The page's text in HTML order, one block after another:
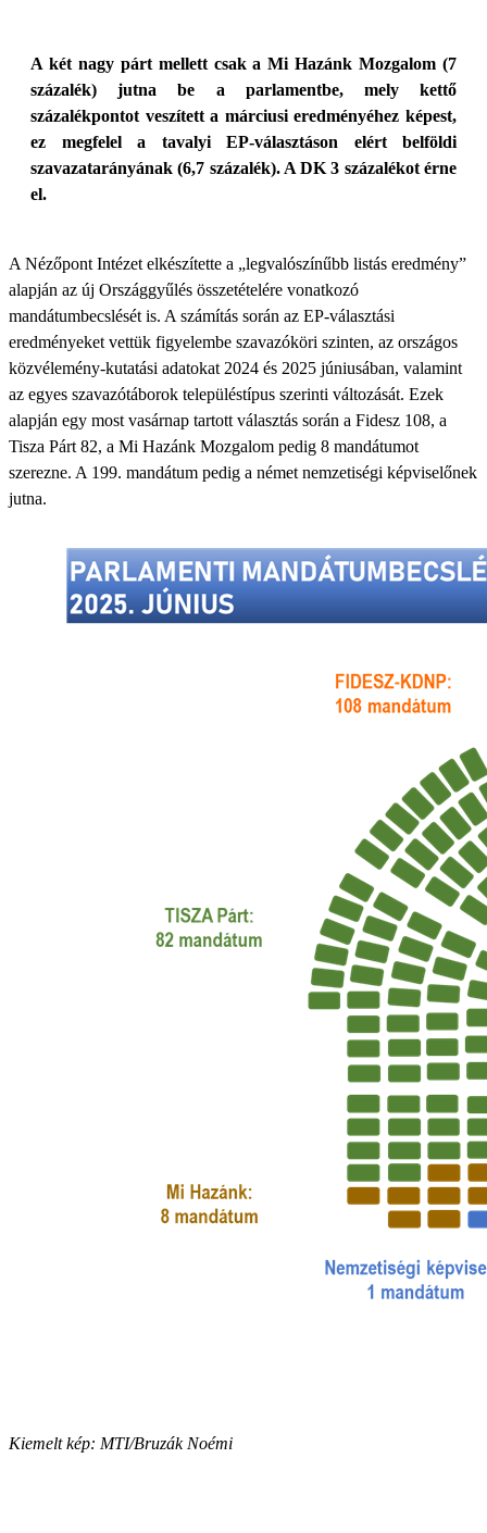
A két nagy párt mellett csak a Mi Hazánk Mozgalom (7
százalék) jutna be a parlamentbe, mely kettő
százalékpontot veszített a márciusi eredményéhez képest,
ez megfelel a tavalyi EP-választáson elért belföldi
szavazatarányának (6,7 százalék). A DK 3 százalékot érne
el.
A Nézőpont Intézet elkészítette a „legvalószínűbb listás eredmény”
alapján az új Országgyűlés összetételére vonatkozó
mandátumbecslését is. A számítás során az EP-választási
eredményeket vettük figyelembe szavazóköri szinten, az országos
közvélemény-kutatási adatokat 2024 és 2025 júniusában, valamint
az egyes szavazótáborok településtípus szerinti változását. Ezek
alapján egy most vasárnap tartott választás során a Fidesz 108, a
Tisza Párt 82, a Mi Hazánk Mozgalom pedig 8 mandátumot
szerezne. A 199. mandátum pedig a német nemzetiségi képviselőnek
jutna.
Kiemelt kép: MTI/Bruzák Noémi